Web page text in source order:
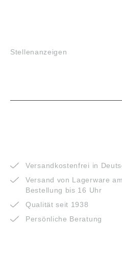
Stellenanzeigen
Versandkostenfrei in
Versand von Lagerware
Bestellung bis 16 Uhr
Qualität seit 1938
Persönliche Beratung